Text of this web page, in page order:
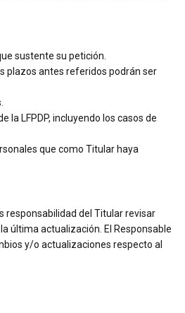
sustente su petición.
plazos antes referidos podrán ser
LFPDP, incluyendo los casos de
que como Titular haya
responsabilidad del Titular revisar
última actualización. El Responsable
y/o actualizaciones respecto al